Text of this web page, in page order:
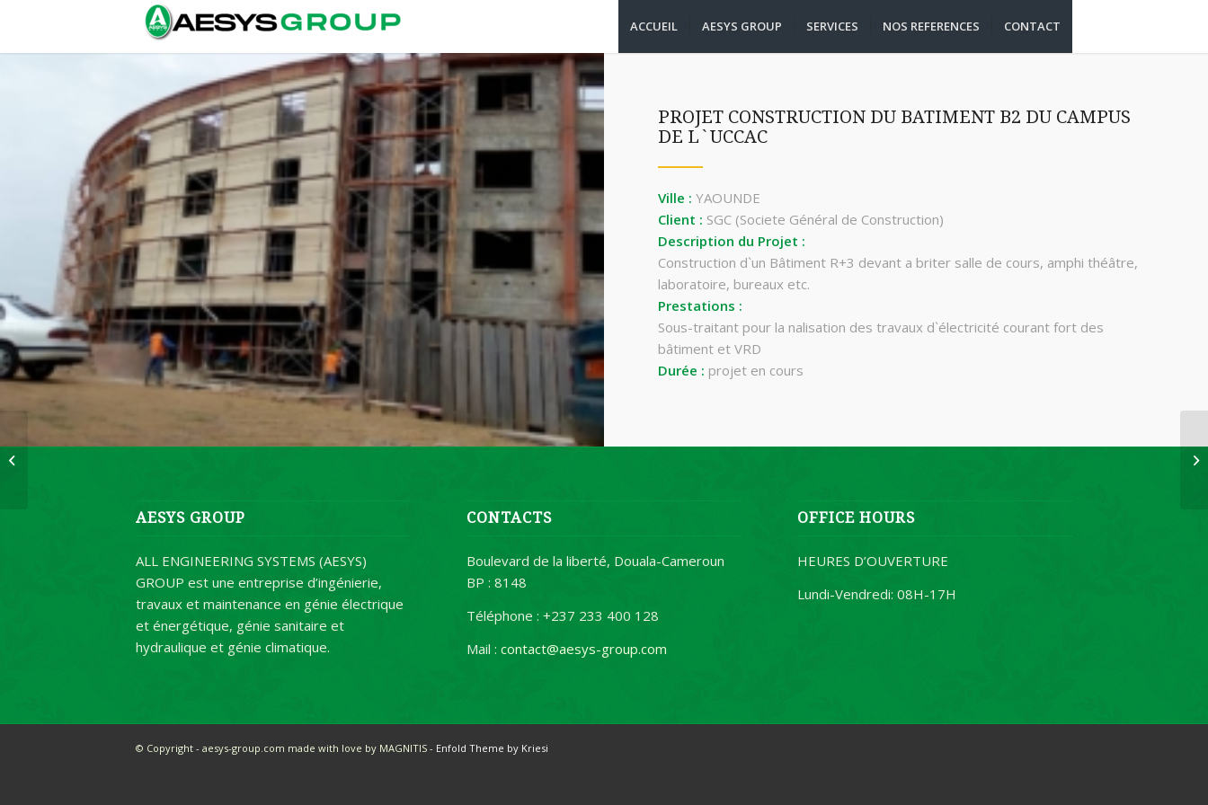
ACCUEIL AESYS GROUP SERVICES NOS REFERENCES CONTACT
PROJET CONSTRUCTION DU BATIMENT B2 DU CAMPUS
DE L`UCCAC
Ville : YAOUNDE
Client : SGC (Societe Général de Construction)
Description du Projet :
Construction d`un Bâtiment R+3 devant a briter salle de cours, amphi théâtre,
laboratoire, bureaux etc.
Prestations :
Sous-traitant pour la ­nalisation des travaux d`électricité courant fort des
bâtiment et VRD
Durée : projet en cours
AESYS GROUP
ALL ENGINEERING SYSTEMS (AESYS)
GROUP est une entreprise d’ingénierie,
travaux et maintenance en génie électrique
et énergétique, génie sanitaire et
hydraulique et génie climatique.
CONTACTS
Boulevard de la liberté, Douala-Cameroun
BP : 8148
Téléphone : +237 233 400 128
Mail :contact@aesys-group.com
OFFICE HOURS
HEURES D’OUVERTURE
Lundi-Vendredi: 08H-17H
© Copyright - aesys-group.com made with love by MAGNITIS - Enfold Theme by Kriesi
COMPLEXE SPORTIF